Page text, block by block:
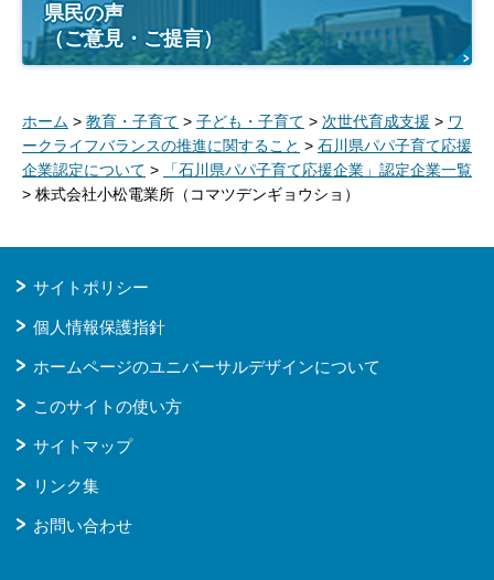
県民の声
（ご意見・ご提言）
ホーム > 教育・子育て > 子ども・子育て > 次世代育成支援 > ワ
ークライフバランスの推進に関すること > 石川県パパ子育て応援
企業認定について >
「石川県パパ子育て応援企業」認定企業一覧
> 株式会社小松電業所（コマツデンギョウショ）
サイトポリシー
個人情報保護指針
ホームページのユニバーサルデザインについて
このサイトの使い方
サイトマップ
リンク集
お問い合わせ